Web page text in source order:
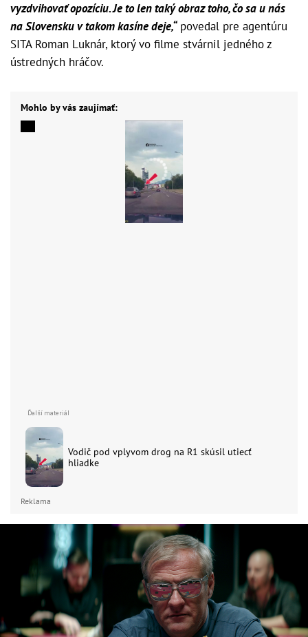
vyzdvihovať opozíciu. Je to len taký obraz toho, čo sa u nás
na Slovensku v takom kasíne deje,“povedal pre agentúru
SITA Roman Luknár, ktorý vo filme stvárnil jedného z
ústredných hráčov.
Mohlo by vás zaujímať:
Vodič pod vplyvom drog na R1 skúsil utiecť
hliadke
Reklama